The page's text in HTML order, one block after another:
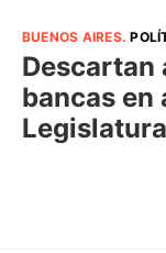
BUENOS AIRES.
Descartan
bancas en